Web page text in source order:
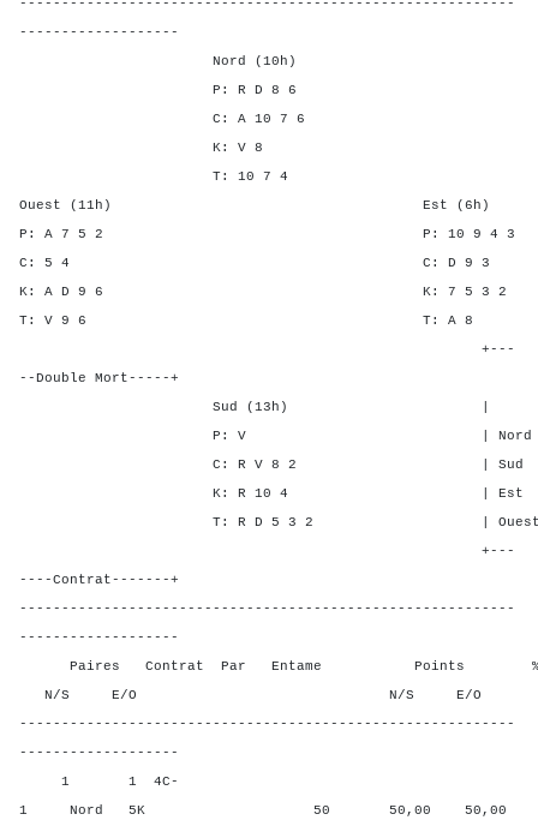
-----------------------------------------------------------
-------------------
Nord (10h)
P: R D 8 6
C: A 10 7 6
K: V 8
T: 10 7 4
Ouest (11h) Est (6h)
P: A 7 5 2 P: 10 9
C: 5 4 C: D
K: A D 9 6 K: 7 5
T: V 9 6 T:
+---
--Double Mort-----+
Sud (13h) | SA P
P: V | Nord 2 1
C: R V 8 2 | Sud 2 1
K: R 10 4 | Est - -
T: R D 5 3 2 | Ouest -
+---
----Contrat-------+
-----------------------------------------------------------
-------------------
Paires Contrat Par Entame Points %
N/S E/O N/S E/O N/
-----------------------------------------------------------
-------------------
1 1 4C-
1 Nord 5K 50 50,00 50,00